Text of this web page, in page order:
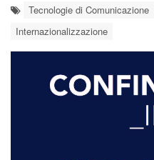
Tecnologie di Comunicazione
Internazionalizzazione